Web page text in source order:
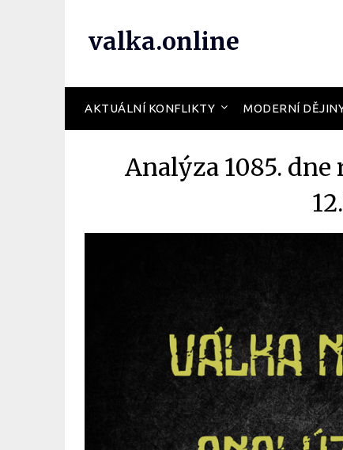
valka.online
AKTUÁLNÍ KONFLIKTY MODERNÍ
Analýza 1085.